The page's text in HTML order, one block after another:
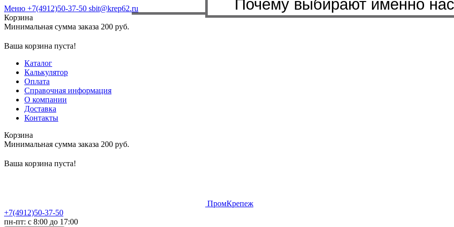
Меню +7(4912)50-37-50 sbit@krep62.ru
Корзина
Минимальная сумма заказа 200 руб.
Ваша корзина пуста!
Каталог
Калькулятор
Оплата
Справочная информация
О компании
Доставка
Контакты
Корзина
Минимальная сумма заказа 200 руб.
Ваша корзина пуста!
ПромКрепеж
+7(4912)50-37-50
пн-пт: с 8:00 до 17:00
Почему выбирают именно